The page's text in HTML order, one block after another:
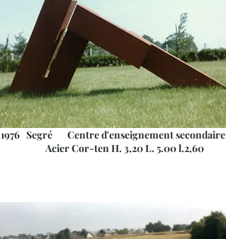
1976 Segré Centre d'enseignement secondaire
Acier Cor-ten H. 3,20 L. 5.00 l.2,60